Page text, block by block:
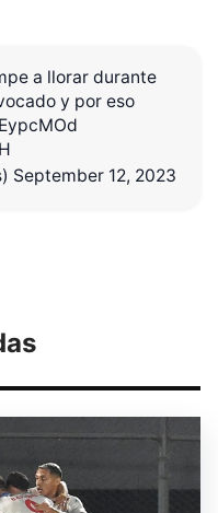
a llorar durante
y por eso
September 12, 2023
Diseñado por Shiro